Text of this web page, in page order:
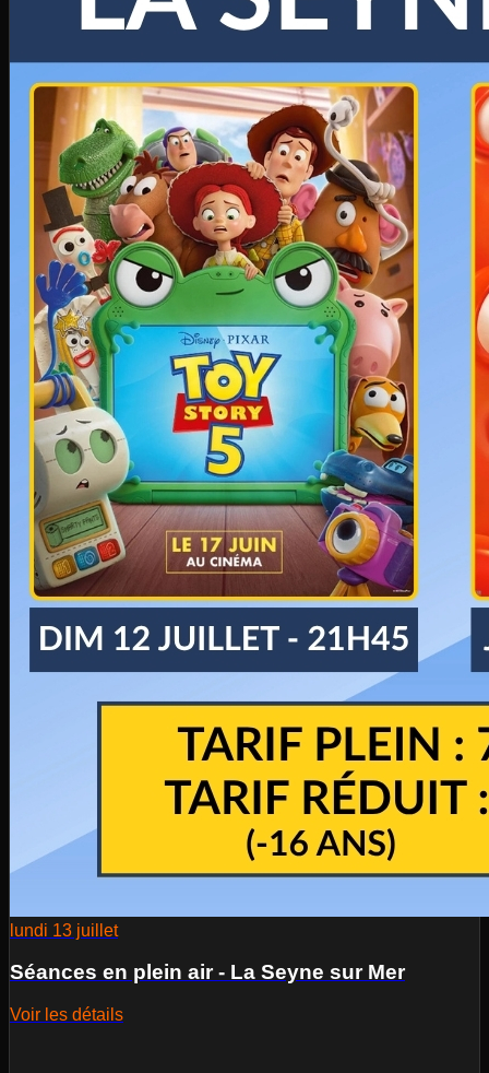
lundi 13 juillet
Séances en plein air - La Seyne sur Mer
Voir les détails